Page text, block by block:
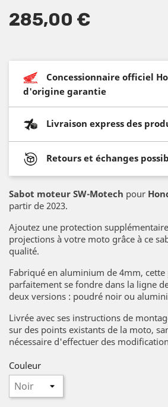
285,00 €
Concessionnaire officiel
d'origine garantie
Livraison express des
Retours et échanges
Sabot moteur SW-Motech pour
partir de 2023.
Ajoutez une protection
projections à votre moto grâce à ce
qualité.
Fabriqué en aluminium de 4mm, cette
parfaitement se fondre dans la ligne
deux versions : poudré noir ou
Livrée avec ses instructions de
sur des points existants de la moto,
nécessaire d'effectuer des
Couleur